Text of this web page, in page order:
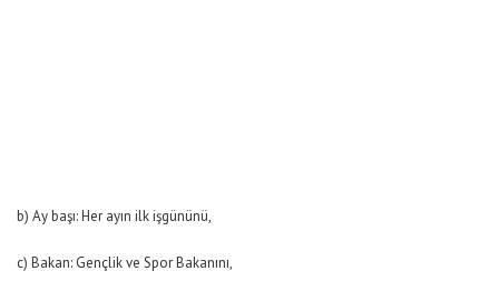
b) Ay başı: Her ayın ilk işgününü,
c) Bakan: Gençlik ve Spor Bakanını,